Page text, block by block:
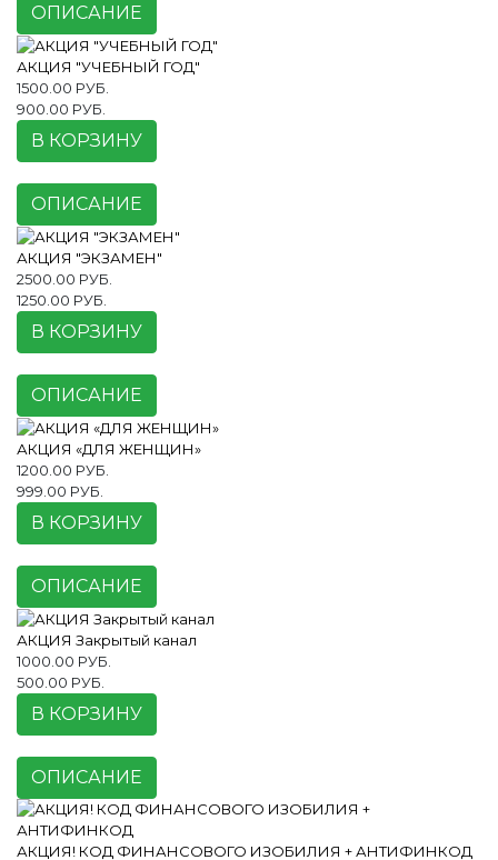
ОПИСАНИЕ
АКЦИЯ "УЧЕБНЫЙ ГОД"
1500.00 РУБ.
900.00 РУБ.
В КОРЗИНУ
ОПИСАНИЕ
АКЦИЯ "ЭКЗАМЕН"
2500.00 РУБ.
1250.00 РУБ.
В КОРЗИНУ
ОПИСАНИЕ
АКЦИЯ «ДЛЯ ЖЕНЩИН»
1200.00 РУБ.
999.00 РУБ.
В КОРЗИНУ
ОПИСАНИЕ
АКЦИЯ Закрытый канал
1000.00 РУБ.
500.00 РУБ.
В КОРЗИНУ
ОПИСАНИЕ
АКЦИЯ! КОД ФИНАНСОВОГО ИЗОБИЛИЯ + АНТИФИНКОД